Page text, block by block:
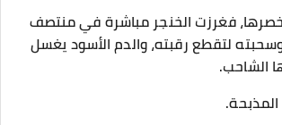
فغرزت الخنجر مباشرة في منتصف
لتقطع رقبته، والدم الأسود يغسل
الشاحب.